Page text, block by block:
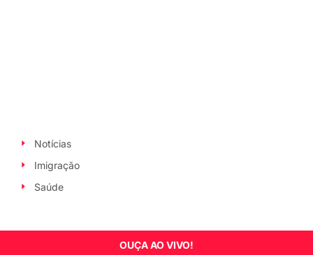
Notícias
Imigração
Saúde
OUÇA AO VIVO!